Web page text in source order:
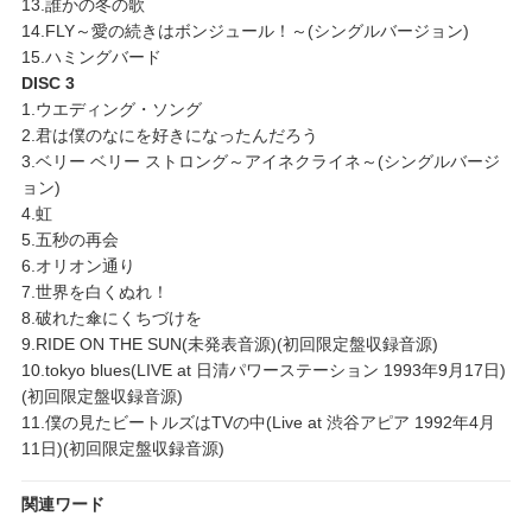
13.誰かの冬の歌
14.FLY～愛の続きはボンジュール！～(シングルバージョン)
15.ハミングバード
DISC 3
1.ウエディング・ソング
2.君は僕のなにを好きになったんだろう
3.ベリー ベリー ストロング～アイネクライネ～(シングルバージ
ョン)
4.虹
5.五秒の再会
6.オリオン通り
7.世界を白くぬれ！
8.破れた傘にくちづけを
9.RIDE ON THE SUN(未発表音源)(初回限定盤収録音源)
10.tokyo blues(LIVE at 日清パワーステーション 1993年9月17日)
(初回限定盤収録音源)
11.僕の見たビートルズはTVの中(Live at 渋谷アピア 1992年4月
11日)(初回限定盤収録音源)
関連ワード